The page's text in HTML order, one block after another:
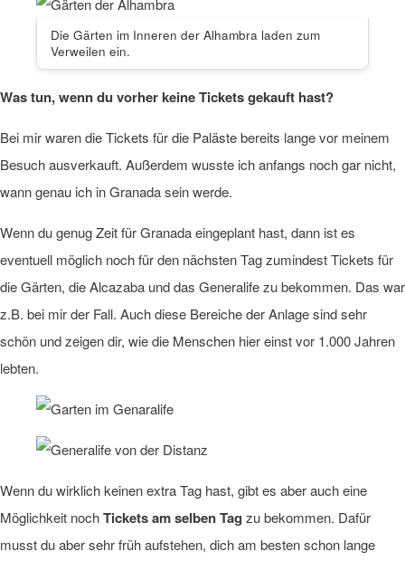
Die Gärten im Inneren der Alhambra laden zum
Verweilen ein.
Was tun, wenn du vorher keine Tickets gekauft hast?
Bei mir waren die Tickets für die Paläste bereits lange vor meinem
Besuch ausverkauft. Außerdem wusste ich anfangs noch gar nicht,
wann genau ich in Granada sein werde.
Wenn du genug Zeit für Granada eingeplant hast, dann ist es
eventuell möglich noch für den nächsten Tag zumindest Tickets für
die Gärten, die Alcazaba und das Generalife zu bekommen. Das war
z.B. bei mir der Fall. Auch diese Bereiche der Anlage sind sehr
schön und zeigen dir, wie die Menschen hier einst vor 1.000 Jahren
lebten.
Wenn du wirklich keinen extra Tag hast, gibt es aber auch eine
Möglichkeit nochTickets am selben Tag zu bekommen. Dafür
musst du aber sehr früh aufstehen, dich am besten schon lange